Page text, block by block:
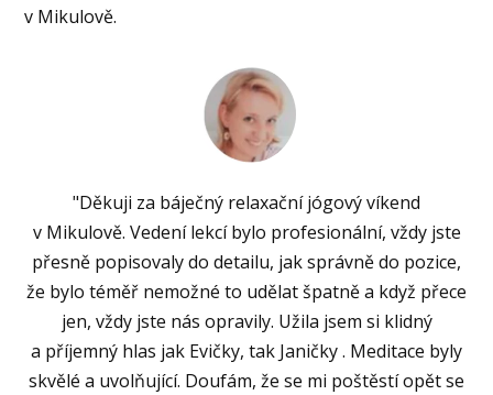
v Mikulově.
"Děkuji za báječný relaxační jógový víkend
v Mikulově. Vedení lekcí bylo profesionální, vždy jste
přesně popisovaly do detailu, jak správně do pozice,
že bylo téměř nemožné to udělat špatně a když přece
jen, vždy jste nás opravily. Užila jsem si klidný
a příjemný hlas jak Evičky, tak Janičky . Meditace byly
skvělé a uvolňující. Doufám, že se mi poštěstí opět se